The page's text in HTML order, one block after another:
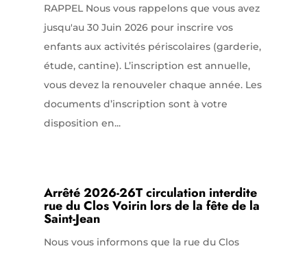
RAPPEL Nous vous rappelons que vous avez
jusqu'au 30 Juin 2026 pour inscrire vos
enfants aux activités périscolaires (garderie,
étude, cantine). L’inscription est annuelle,
vous devez la renouveler chaque année. Les
documents d’inscription sont à votre
disposition en...
Arrêté 2026-26T circulation interdite
rue du Clos Voirin lors de la fête de la
Saint-Jean
Nous vous informons que la rue du Clos